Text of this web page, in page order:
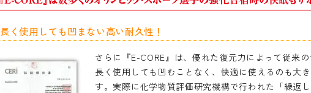
長く使用しても凹まない高い耐久性！
さらに『E-CORE』は、優れた復元力によって従来
長く使用しても凹むことなく、快適に使えるのも大
す。実際に化学物質評価研究機構で行われた「繰返し